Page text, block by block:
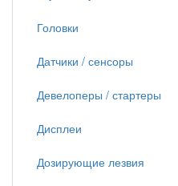
Головки
Датчики / сенсоры
Девелоперы / стартеры
Дисплеи
Дозирующие лезвия